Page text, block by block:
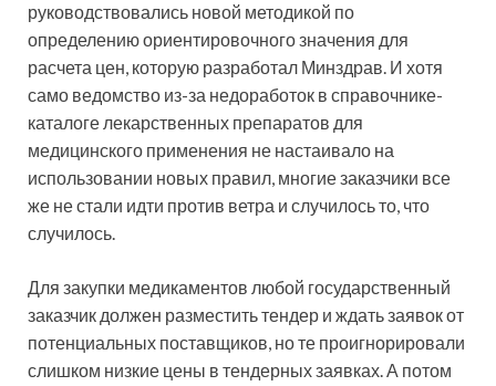
руководствовались новой методикой по
определению ориентировочного значения для
расчета цен, которую разработал Минздрав. И хотя
само ведомство из-за недоработок в справочнике-
каталоге лекарственных препаратов для
медицинского применения не настаивало на
использовании новых правил, многие заказчики все
же не стали идти против ветра и случилось то, что
случилось.
Для закупки медикаментов любой государственный
заказчик должен разместить тендер и ждать заявок от
потенциальных поставщиков, но те проигнорировали
слишком низкие цены в тендерных заявках. А потом